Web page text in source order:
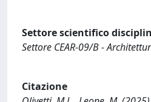
Settore scientifico
Settore CEAR-09/B -
Citazione